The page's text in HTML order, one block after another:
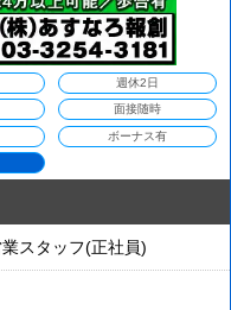
週休2日
面接随時
ボーナス有
スタッフ(正社員)